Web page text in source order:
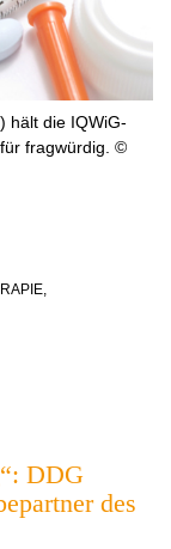
hält die IQWiG-
fragwürdig. ©
,
DDG
des